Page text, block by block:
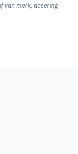
van merk, dosering